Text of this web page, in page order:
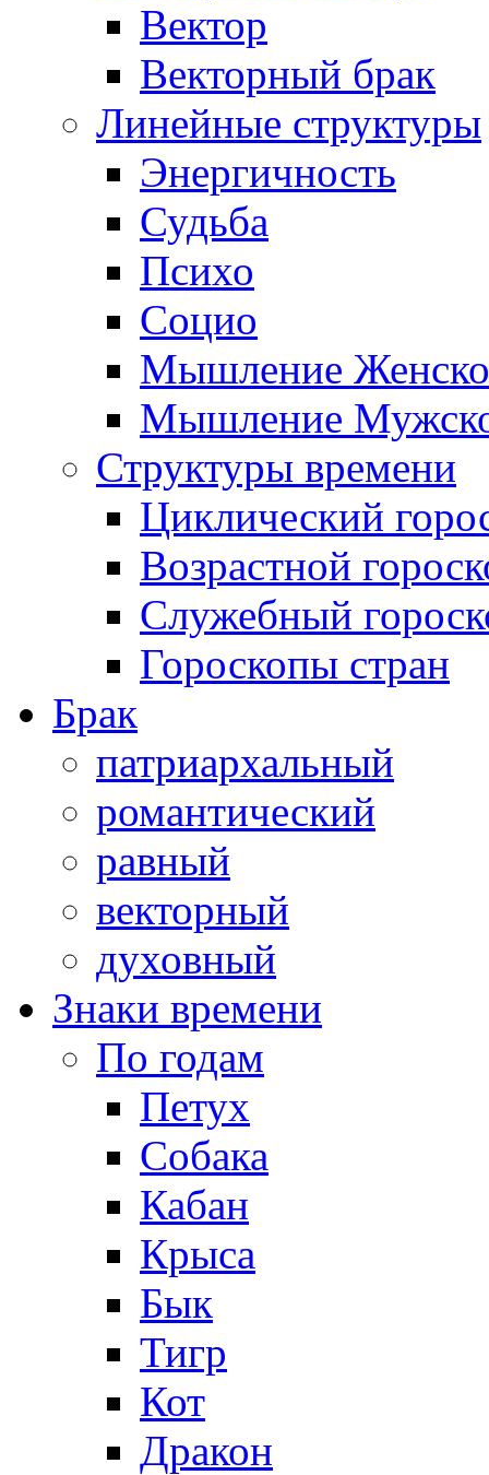
Вектор
Векторный брак
Линейные структуры
Энергичность
Судьба
Психо
Социо
Мышление
Мышление
Структуры времени
Циклический
Возрастной
Служебный
Гороскопы стран
Брак
патриархальный
романтический
равный
векторный
духовный
Знаки времени
По годам
Петух
Собака
Кабан
Крыса
Бык
Тигр
Кот
Дракон